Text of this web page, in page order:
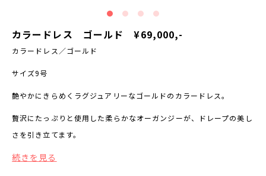
カラードレス ゴールド ¥69,000,-
カラードレス／ゴールド
サイズ9号
艶やかにきらめくラグジュアリーなゴールドのカラードレス。
贅沢にたっぷりと使用した柔らかなオーガンジーが、ドレープの美し
さを引き立てます。
続きを見る